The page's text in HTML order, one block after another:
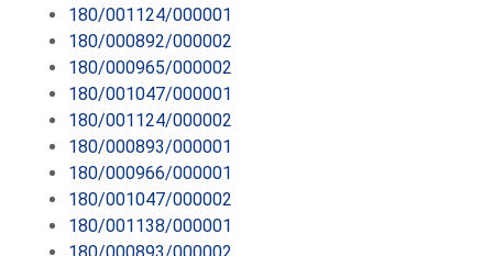
180/001124/000001
180/000892/000002
180/000965/000002
180/001047/000001
180/001124/000002
180/000893/000001
180/000966/000001
180/001047/000002
180/001138/000001
180/000893/000002